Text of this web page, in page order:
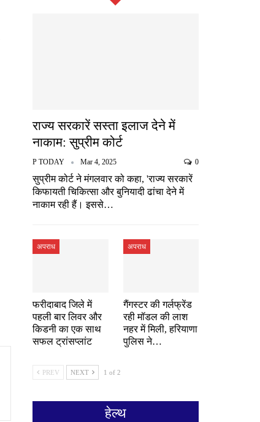
राज्य सरकारें सस्ता इलाज देने में
नाकाम: सुप्रीम कोर्ट
P TODAY Mar 4, 2025 0
सुप्रीम कोर्ट ने मंगलवार को कहा, 'राज्य सरकारें
किफायती चिकित्सा और बुनियादी ढांचा देने में
नाकाम रही हैं। इससे…
अपराध
फरीदाबाद जिले में
पहली बार लिवर और
किडनी का एक साथ
सफल ट्रांसप्लांट
अपराध
गैंगस्टर की गर्लफ्रेंड
रही मॉडल की लाश
नहर में मिली, हरियाणा
पुलिस ने…
PREV NEXT 1 of 2
हेल्थ